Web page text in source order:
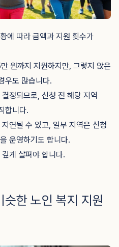
에 따라 금액과 지원 횟수가
원까지 지원하지만, 그렇지 않은
우도 많습니다.
정되므로, 신청 전 해당 지역
합니다.
연될 수 있고, 일부 지역은 신청
운영하기도 합니다.
게 살펴야 합니다.
한 노인 복지 지원